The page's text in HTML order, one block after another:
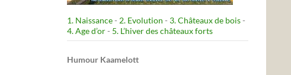
1. Naissance- 2. Evolution - 3. Châteaux de bois-
4. Age d’or- 5. L’hiver des châteaux forts
Humour Kaamelott